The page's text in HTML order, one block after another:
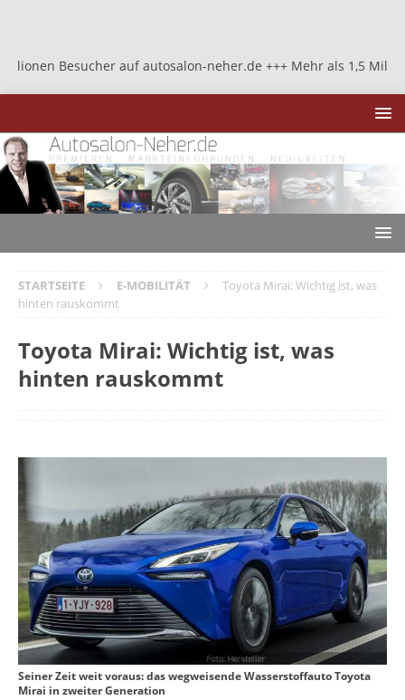
neher.de +++ Mehr als 1,5 Millionen Besucher auf
STARTSEITE E-MOBILITÄT
Toyota Mirai: Wichtig ist, was
hinten rauskommt
Toyota Mirai: Wichtig ist, was
hinten rauskommt
Seiner Zeit weit voraus: das wegweisende Wasserstoffauto Toyota
Mirai in zweiter Generation